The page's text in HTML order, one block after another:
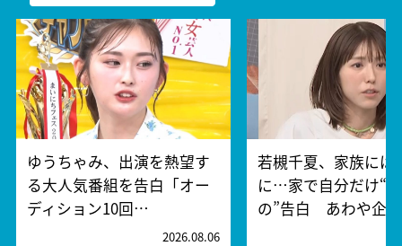
ゆうちゃみ、出演を熱望す
る大人気番組を告白「オー
ディション10回…
2026.08.06
若槻千夏、家族には
に…家で自分だけ“
の”告白 あわや企…